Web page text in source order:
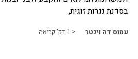
בסדנת נגרות זוגית,
עמוס דה וינטר < 1 דק' קריאה